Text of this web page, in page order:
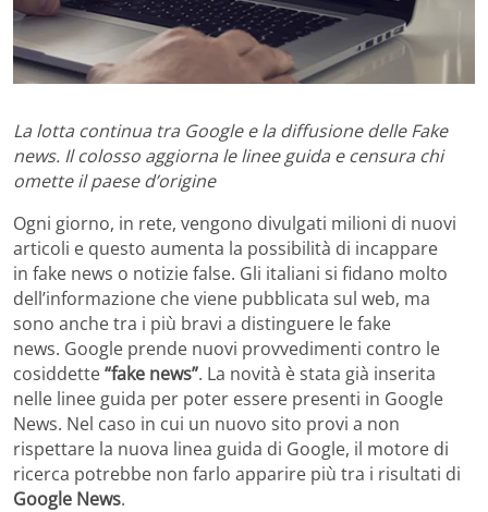
La lotta continua tra Google e la diffusione delle Fake
news. Il colosso aggiorna le linee guida e censura chi
omette il paese d’origine
Ogni giorno, in rete, vengono divulgati milioni di nuovi
articoli e questo aumenta la possibilità di incappare
in fake news o notizie false. Gli italiani si fidano molto
dell’informazione che viene pubblicata sul web, ma
sono anche tra i più bravi a distinguere le fake
news. Google prende nuovi provvedimenti contro le
cosiddette“fake news”. La novità è stata già inserita
nelle linee guida per poter essere presenti in Google
News. Nel caso in cui un nuovo sito provi a non
rispettare la nuova linea guida di Google, il motore di
ricerca potrebbe non farlo apparire più tra i risultati di
Google News.